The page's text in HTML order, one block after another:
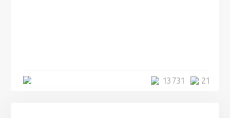
21
13 731